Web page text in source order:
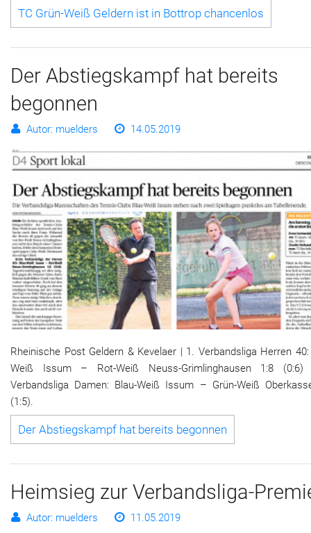
TC Grün-Weiß Gel­dern ist in Bot­trop chan­cen­los
Der Abstiegskampf hat bereits
begonnen
Autor: muelders 14.05.2019
Rheinische Post Geldern & Kevelaer | 1. Verbandsliga Herren 40:
Weiß Issum – Rot-Weiß Neuss-Grimlinghausen 1:8
Verbandsliga Damen: Blau-Weiß Issum – Grün-Weiß
(1:5).
Der Abstiegskampf hat bereits begonnen
Heimsieg zur Verbandsliga-
Autor: muelders 11.05.2019